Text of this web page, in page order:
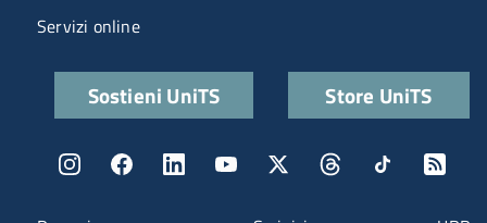
Servizi online
Quick linksSostieni UniTS Store UniTS
Menu social